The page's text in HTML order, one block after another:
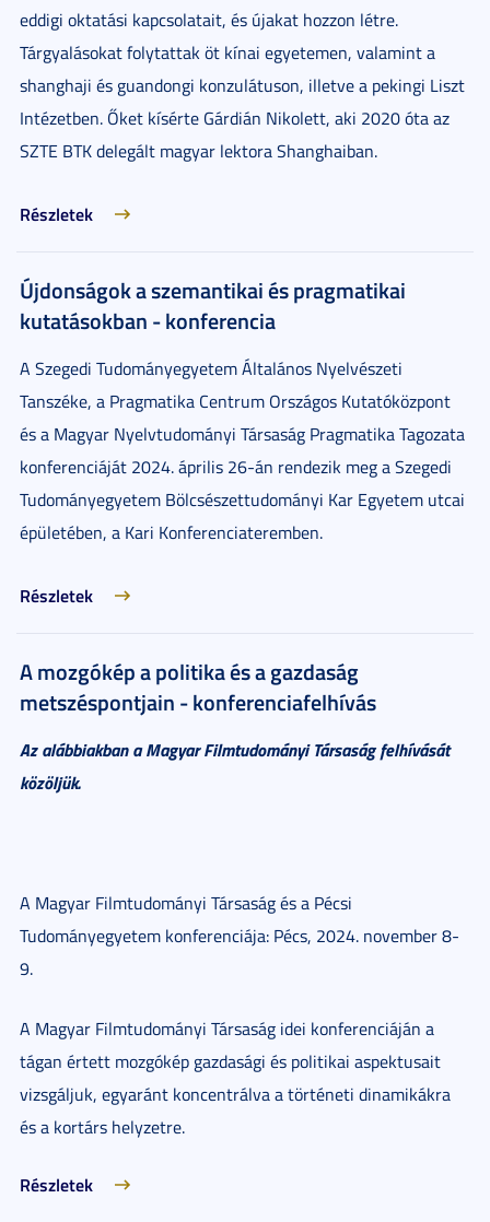
eddigi oktatási kapcsolatait, és újakat hozzon létre.
Tárgyalásokat folytattak öt kínai egyetemen, valamint a
shanghaji és guandongi konzulátuson, illetve a pekingi Liszt
Intézetben. Őket kísérte Gárdián Nikolett, aki 2020 óta az
SZTE BTK delegált magyar lektora Shanghaiban.
Részletek
Újdonságok a szemantikai és pragmatikai
kutatásokban - konferencia
A Szegedi Tudományegyetem Általános Nyelvészeti
Tanszéke, a Pragmatika Centrum Országos Kutatóközpont
és a Magyar Nyelvtudományi Társaság Pragmatika Tagozata
konferenciáját 2024. április 26-án rendezik meg aSzegedi
Tudományegyetem Bölcsészettudományi Kar Egyetem utcai
épületében, a Kari Konferenciateremben.
Részletek
A mozgókép a politika és a gazdaság
metszéspontjain - konferenciafelhívás
Az alábbiakban a Magyar Filmtudományi Társaság felhívását
közöljük.
A Magyar Filmtudományi Társaság és a Pécsi
Tudományegyetem konferenciája: Pécs, 2024. november 8-
9.
A Magyar Filmtudományi Társaság idei konferenciáján a
tágan értett mozgókép gazdasági és politikai aspektusait
vizsgáljuk, egyaránt koncentrálva a történeti dinamikákra
és a kortárs helyzetre.
Részletek